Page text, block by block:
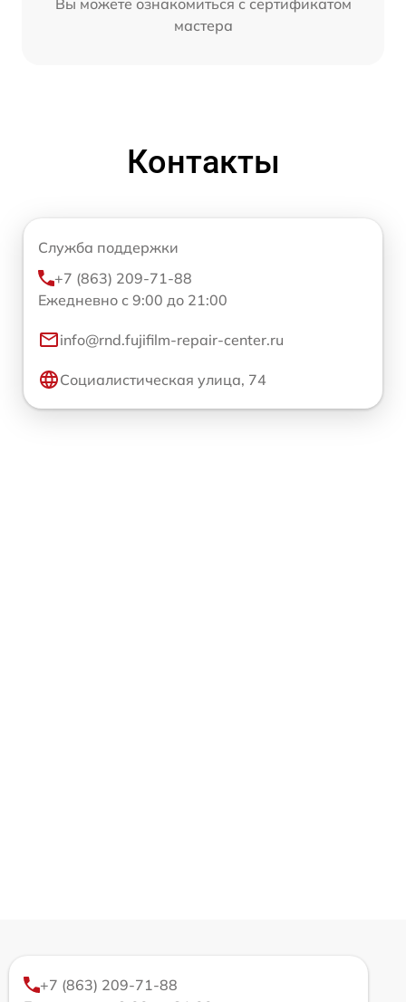
мастера
Контакты
Служба поддержки
+7 (863) 209-71-88
Ежедневно с 9:00 до 21:00
info@rnd.fujifilm-repair-center.ru
Социалистическая улица, 74
+7 (863) 209-71-88